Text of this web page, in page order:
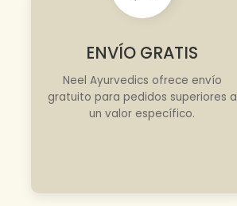
ENVÍO GRATIS
Neel Ayurvedics ofrece envío
gratuito para pedidos superiores a
un valor específico.